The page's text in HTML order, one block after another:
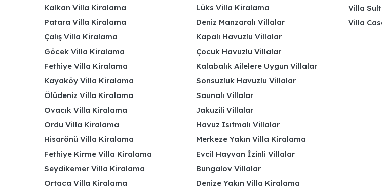
Kalkan Villa Kiralama
Patara Villa Kiralama
Çalış Villa Kiralama
Göcek Villa Kiralama
Fethiye Villa Kiralama
Kayaköy Villa Kiralama
Ölüdeniz Villa Kiralama
Ovacık Villa Kiralama
Ordu Villa Kiralama
Hisarönü Villa Kiralama
Fethiye Kirme Villa Kiralama
Seydikemer Villa Kiralama
Ortaca Villa Kiralama
Lüks Villa Kiralama
Deniz Manzaralı Villalar
Kapalı Havuzlu Villalar
Çocuk Havuzlu Villalar
Kalabalık Ailelere Uygun Villalar
Sonsuzluk Havuzlu Villalar
Saunalı Villalar
Jakuzili Villalar
Havuz Isıtmalı Villalar
Merkeze Yakın Villa Kiralama
Evcil Hayvan İzinli Villalar
Bungalov Villalar
Denize Yakın Villa Kiralama
Villa
Villa